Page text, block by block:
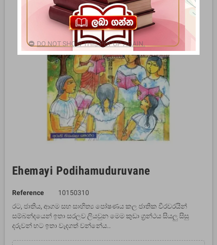
Ehemayi Podihamuduruvane
Reference
10150310
රට, ජාතිය, ආගම සහ සාහිත්‍ය පෝෂණය කල ජාතික වීරවරයින්
සම්බන්දයෙන් ඉතා සරලව ලියවුන මෙම කුඩා ග්‍රන්ථය සියලු සිසු
දරුවන් හට ඉතා වැදගත් වන්නේය..
DO NOT SHOW THIS POPUP AGAIN.